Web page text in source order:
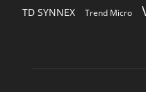
TD SYNNEX Trend Micro